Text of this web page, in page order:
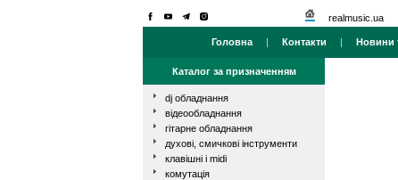
realmusic.ua
Головна | Контакти | Новини
Каталог за призначенням
dj обладнання
відеообладнання
гітарне обладнання
духові, смичкові інструменти
клавішні і midi
комутація